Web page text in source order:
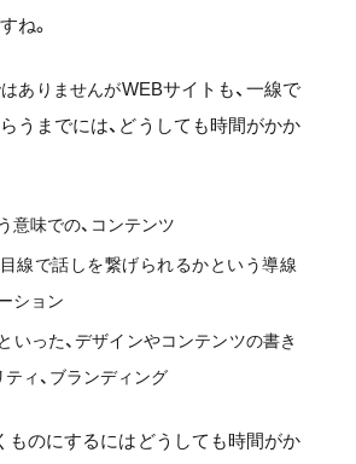
ね。
ありませんがWEBサイトも、一線で
うまでには、どうしても時間がかか
意味での、コンテンツ
線で話しを繋げられるかという導線
ション
いった、デザインやコンテンツの書き
ィ、ブランディング
ものにするにはどうしても時間がか